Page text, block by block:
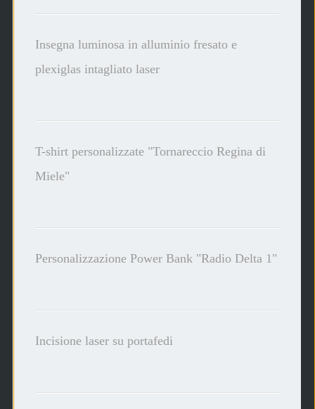
Insegna luminosa in alluminio fresato e
plexiglas intagliato laser
T-shirt personalizzate "Tornareccio Regina di
Miele"
Personalizzazione Power Bank "Radio Delta 1"
Incisione laser su portafedi